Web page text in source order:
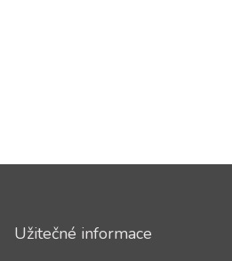
Užitečné informace